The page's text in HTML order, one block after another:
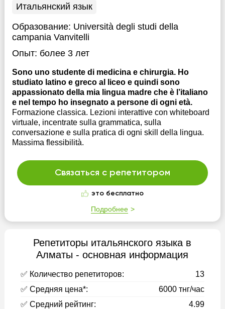
Итальянский язык
Образование: Università degli studi della
campania Vanvitelli
Опыт: более 3 лет
Sono uno studente di medicina e chirurgia. Ho
studiato latino e greco al liceo e quindi sono
appassionato della mia lingua madre che è l’italiano
e nel tempo ho insegnato a persone di ogni età.
Formazione classica. Lezioni interattive con whiteboard
virtuale, incentrate sulla grammatica, sulla
conversazione e sulla pratica di ogni skill della lingua.
Massima flessibilità.
Связаться с репетитором
это бесплатно
Подробнее
Репетиторы итальянского языка в
Алматы - основная информация
✅ Количество репетиторов:
13
✅ Средняя цена*:
6000 тнг/час
✅ Средний рейтинг:
4.99